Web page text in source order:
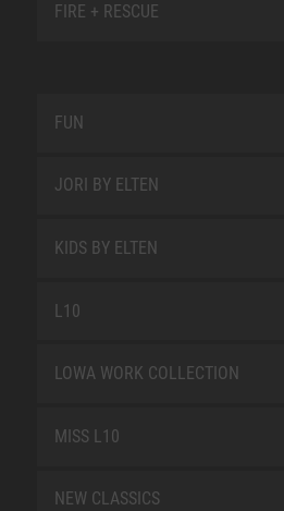
FIRE + RESCUE
FUN
JORI BY ELTEN
KIDS BY ELTEN
L10
LOWA WORK COLLECTION
MISS L10
NEW CLASSICS